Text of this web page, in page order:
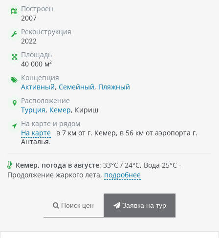
Построен
2007
Реконструкция
2022
Площадь
40 000 м²
Концепция
Активный, Семейный, Пляжный
Расположение
Турция, Кемер, Кириш
На карте и рядом
На карте
в 7 км от г. Кемер, в 56 км от аэропорта г.
Анталья.
Кемер, погода в августе: 33°C / 24°C, Вода 25°C -
Продолжение жаркого лета, подробнее
Поиск цен Заявка на тур